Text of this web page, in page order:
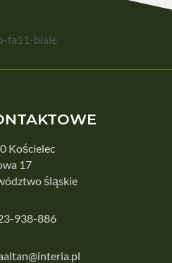
Kościelec
17
śląskie
938-886